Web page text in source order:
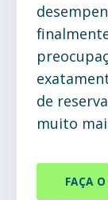
de
muito
FAÇA